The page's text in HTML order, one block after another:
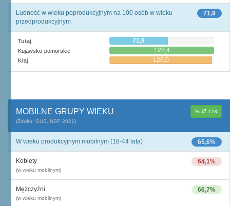
71,9
Ludność w wieku poprodukcyjnym na 100 osób w wieku
przedprodukcyjnym
Tutaj 71,9
Kujawsko-pomorskie 128,4
Kraj 126,0
% 123
MOBILNE GRUPY WIEKU
(Źródło: GUS, NSP 2021)
65,6%
W wieku produkcyjnym mobilnym (18-44 lata)
64,1%
Kobiety
(w wieku mobilnym)
66,7%
Mężczyźni
(w wieku mobilnym)